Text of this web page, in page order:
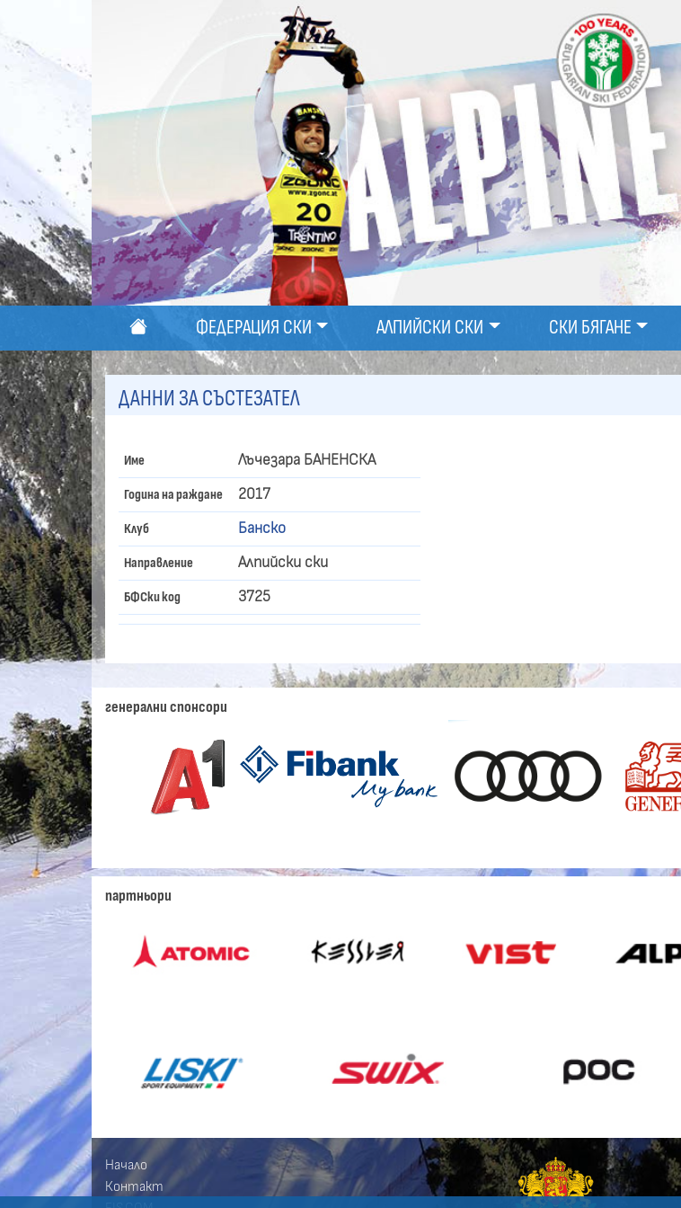
ФЕДЕРАЦИЯ СКИ АЛПИЙСКИ СКИ СКИ БЯГАНЕ
ДАННИ ЗА СЪСТЕЗАТЕЛ
Име Лъчезара БАНЕНСКА
Година на раждане 2017
Клуб Банско
Направление Алпийски ски
БФСки код 3725
генерални спонсори
партньори
Начало
Контакт